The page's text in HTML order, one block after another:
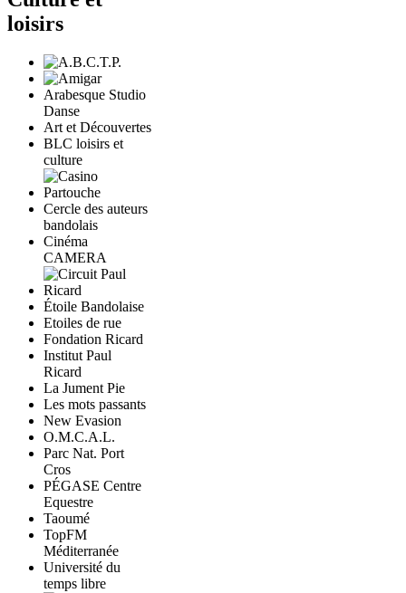
loisirs
Arabesque Studio
Danse
Art et Découvertes
BLC loisirs et
culture
Cercle des auteurs
bandolais
Cinéma
CAMERA
Étoile Bandolaise
Etoiles de rue
Fondation Ricard
Institut Paul
Ricard
La Jument Pie
Les mots passants
New Evasion
O.M.C.A.L.
Parc Nat. Port
Cros
PÉGASE Centre
Equestre
Taoumé
TopFM
Méditerranée
Université du
temps libre